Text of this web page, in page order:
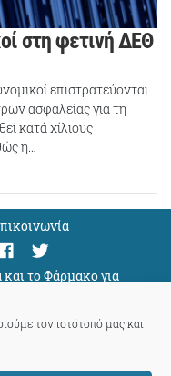
τον ιστότοπό μας και
στη φετινή ΔΕΘ
επιστρατεύονται
ασφαλείας για τη
κατά χίλιους
η…
το Φάρμακο για
Support